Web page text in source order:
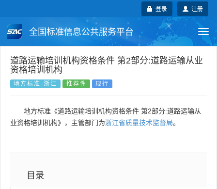
注册
登录
全国标准信息公共服务平台
国家标准 行业标准 地方标准
团体标准 企业标准
国外标准 技术委员会
道路运输培训机构资格条件 第2部分:道路运输从业
资格培训机构
地方标准-浙江 推荐性 现行
地方标准《道路运输培训机构资格条件 第2部分:道路运输从
业资格培训机构》，主管部门为浙江省质量技术监督局。
目录